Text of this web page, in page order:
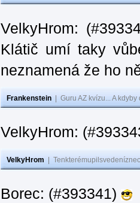
VelkyHrom:
Klátič umí taky
neznamená že ho
Frankenstein Guru AZ kvízu... A
VelkyHrom:
VelkyHrom
Borec: (#393341)